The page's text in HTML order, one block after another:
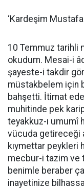
‘Kardeşim
10 Temmuz tarihli
okudum. Mesai-i
şayeste-i takdir
müstakbelem için
bahşetti. İtimat
muhitinde pek
teyakkuz-ı umumî
vücuda getireceği
kıymettar peykleri
mecbur-i tazim ve
benimle beraber
inayetinize